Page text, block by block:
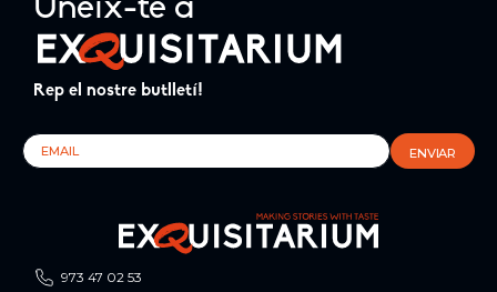
Uneix-te a
Rep el nostre butlletí!
973 47 02 53